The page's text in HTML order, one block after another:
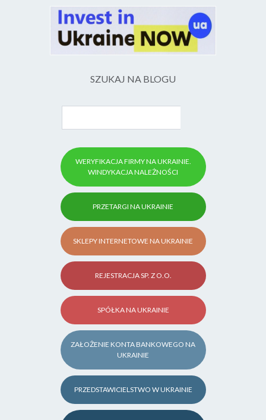
SZUKAJ NA BLOGU
WERYFIKACJA FIRMY NA UKRAINIE.
WINDYKACJA NALEŻNOŚCI
PRZETARGI NA UKRAINIE
SKLEPY INTERNETOWE NA UKRAINIE
REJESTRACJA SP. Z O.O.
SPÓŁKA NA UKRAINIE
ZAŁOŻENIE KONTA BANKOWEGO NA
UKRAINIE
PRZEDSTAWICIELSTWO W UKRAINIE